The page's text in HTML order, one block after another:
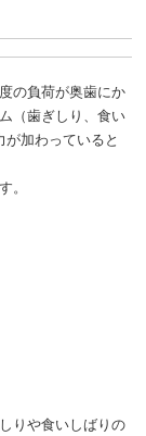
の負荷が奥歯にか
（歯ぎしり、食い
加わっていると
。
りや食いしばりの